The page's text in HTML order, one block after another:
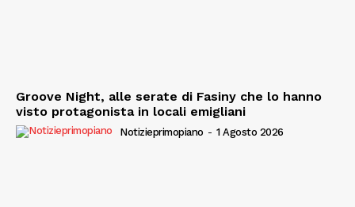
Groove Night, alle serate di Fasiny che lo hanno
visto protagonista in locali emigliani
Notizieprimopiano - 1 Agosto 2026